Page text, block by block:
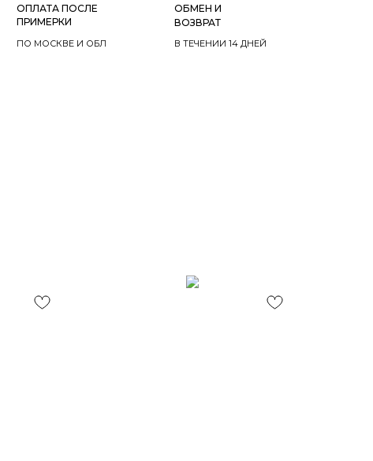
ОБМЕН И
ВОЗВРАТ
ОПЛАТА ПОСЛЕ
ПРИМЕРКИ
ПО МОСКВЕ И ОБЛ В ТЕЧЕНИИ 14 ДНЕЙ